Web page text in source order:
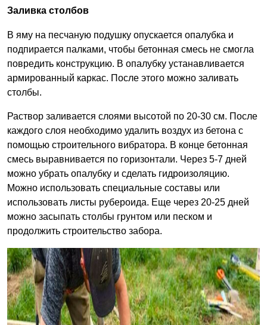
Заливка столбов
В яму на песчаную подушку опускается опалубка и
подпирается палками, чтобы бетонная смесь не смогла
повредить конструкцию. В опалубку устанавливается
армированный каркас. После этого можно заливать
столбы.
Раствор заливается слоями высотой по 20-30 см. После
каждого слоя необходимо удалить воздух из бетона с
помощью строительного вибратора. В конце бетонная
смесь выравнивается по горизонтали. Через 5-7 дней
можно убрать опалубку и сделать гидроизоляцию.
Можно использовать специальные составы или
использовать листы рубероида. Еще через 20-25 дней
можно засыпать столбы грунтом или песком и
продолжить строительство забора.